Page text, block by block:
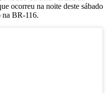
ocorreu na noite deste sábado
na BR-116.